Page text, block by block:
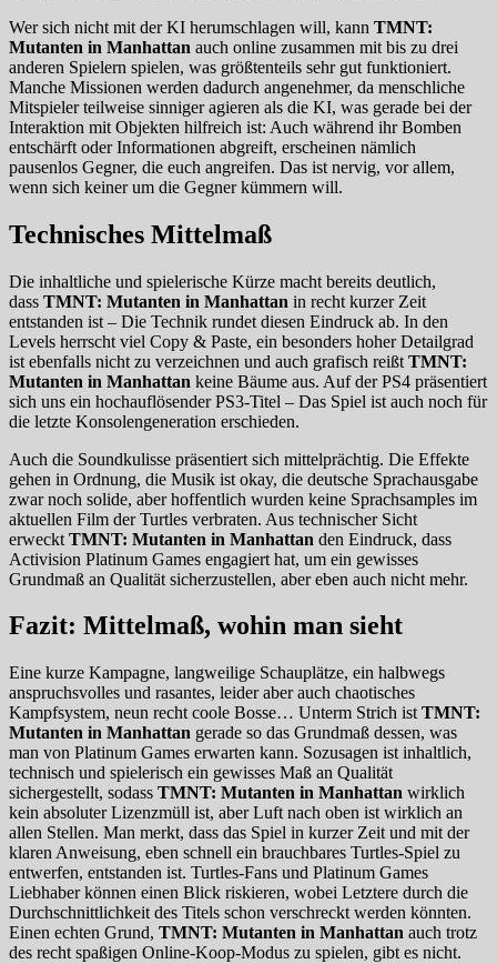
Wer sich nicht mit der KI herumschlagen will, kann TMNT:
Mutanten in Manhattan auch online zusammen mit bis zu drei
anderen Spielern spielen, was größtenteils sehr gut funktioniert.
Manche Missionen werden dadurch angenehmer, da menschliche
Mitspieler teilweise sinniger agieren als die KI, was gerade bei der
Interaktion mit Objekten hilfreich ist: Auch während ihr Bomben
entschärft oder Informationen abgreift, erscheinen nämlich
pausenlos Gegner, die euch angreifen. Das ist nervig, vor allem,
wenn sich keiner um die Gegner kümmern will.
Technisches Mittelmaß
Die inhaltliche und spielerische Kürze macht bereits deutlich,
dass TMNT: Mutanten in Manhattan in recht kurzer Zeit
entstanden ist – Die Technik rundet diesen Eindruck ab. In den
Levels herrscht viel Copy & Paste, ein besonders hoher Detailgrad
ist ebenfalls nicht zu verzeichnen und auch grafisch reißt TMNT:
Mutanten in Manhattan keine Bäume aus. Auf der PS4 präsentiert
sich uns ein hochauflösender PS3-Titel – Das Spiel ist auch noch für
die letzte Konsolengeneration erschieden.
Auch die Soundkulisse präsentiert sich mittelprächtig. Die Effekte
gehen in Ordnung, die Musik ist okay, die deutsche Sprachausgabe
zwar noch solide, aber hoffentlich wurden keine Sprachsamples im
aktuellen Film der Turtles verbraten. Aus technischer Sicht
erweckt TMNT: Mutanten in Manhattan den Eindruck, dass
Activision Platinum Games engagiert hat, um ein gewisses
Grundmaß an Qualität sicherzustellen, aber eben auch nicht mehr.
Fazit: Mittelmaß, wohin man sieht
Eine kurze Kampagne, langweilige Schauplätze, ein halbwegs
anspruchsvolles und rasantes, leider aber auch chaotisches
Kampfsystem, neun recht coole Bosse… Unterm Strich ist TMNT:
Mutanten in Manhattan gerade so das Grundmaß dessen, was
man von Platinum Games erwarten kann. Sozusagen ist inhaltlich,
technisch und spielerisch ein gewisses Maß an Qualität
sichergestellt, sodass TMNT: Mutanten in Manhattan wirklich
kein absoluter Lizenzmüll ist, aber Luft nach oben ist wirklich an
allen Stellen. Man merkt, dass das Spiel in kurzer Zeit und mit der
klaren Anweisung, eben schnell ein brauchbares Turtles-Spiel zu
entwerfen, entstanden ist. Turtles-Fans und Platinum Games
Liebhaber können einen Blick riskieren, wobei Letztere durch die
Durchschnittlichkeit des Titels schon verschreckt werden könnten.
Einen echten Grund, TMNT: Mutanten in Manhattan auch trotz
des recht spaßigen Online-Koop-Modus zu spielen, gibt es nicht.